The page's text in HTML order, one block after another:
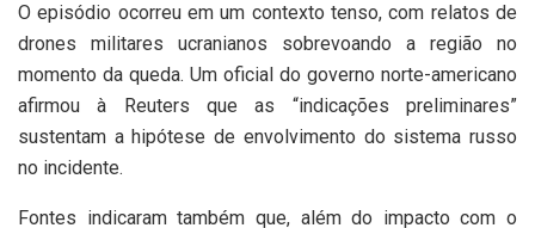
O episódio ocorreu em um contexto tenso, com relatos de
drones militares ucranianos sobrevoando a região no
momento da queda. Um oficial do governo norte-americano
afirmou à Reuters que as “indicações preliminares”
sustentam a hipótese de envolvimento do sistema russo
no incidente.
Fontes indicaram também que, além do impacto com o